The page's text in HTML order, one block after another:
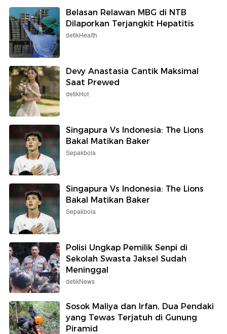
Belasan Relawan MBG di NTB
Dilaporkan Terjangkit Hepatitis
detikHealth
Devy Anastasia Cantik Maksimal
Saat Prewed
detikHot
Singapura Vs Indonesia: The Lions
Bakal Matikan Baker
Sepakbola
Singapura Vs Indonesia: The Lions
Bakal Matikan Baker
Sepakbola
Polisi Ungkap Pemilik Senpi di
Sekolah Swasta Jaksel Sudah
Meninggal
detikNews
Sosok Maliya dan Irfan, Dua Pendaki
yang Tewas Terjatuh di Gunung
Piramid